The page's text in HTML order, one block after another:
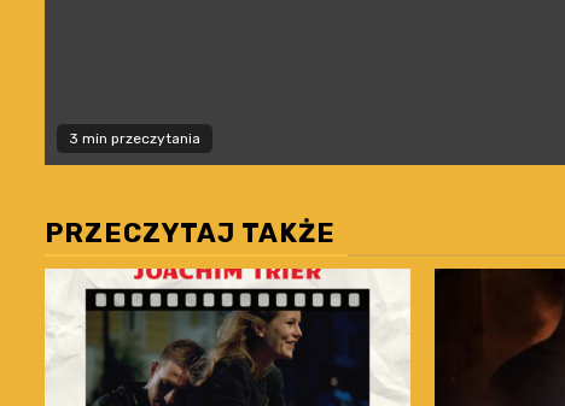
3 min przeczytania
PRZECZYTAJ TAKŻE